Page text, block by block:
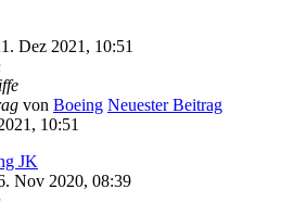
Dez 2021, 10:51
von Boeing Neuester Beitrag
10:51
JK
Nov 2020, 08:39